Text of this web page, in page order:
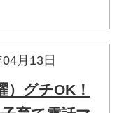
月13日
）グチOK！